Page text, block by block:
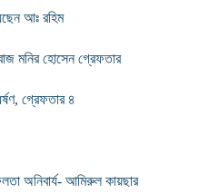
আঃ রহিম
মনির হোসেন গ্রেফতার
গ্রেফতার ৪
অনিবার্য- আমিরুল কায়ছার